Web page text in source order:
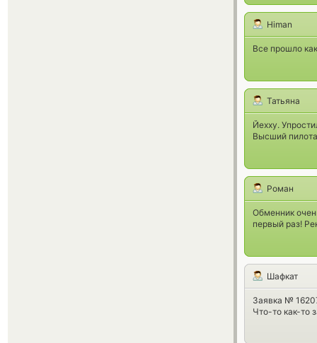
Himan
Все прошло
Татьяна
Йехху.
Высший
Роман
Обменник
первый раз!
Шафкат
Заявка №
Что-то как-то